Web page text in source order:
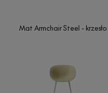
Mat Armchair Steel - krzesło